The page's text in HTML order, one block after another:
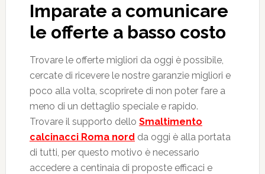
Imparate a comunicare
le offerte a basso costo
Trovare le offerte migliori da oggi è possibile,
cercate di ricevere le nostre garanzie migliori e
poco alla volta, scoprirete di non poter fare a
meno di un dettaglio speciale e rapido.
Trovare il supporto dello Smaltimento
calcinacci Roma nord da oggi è alla portata
di tutti, per questo motivo è necessario
accedere a centinaia di proposte efficaci e